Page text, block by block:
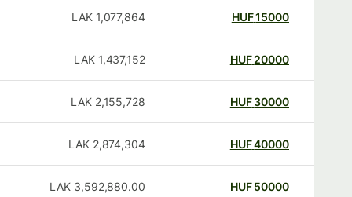
15000
HUF
1,077,864
LAK
20000
HUF
1,437,152
LAK
30000
HUF
2,155,728
LAK
40000
HUF
2,874,304
LAK
50000
HUF
3,592,880.00
LAK